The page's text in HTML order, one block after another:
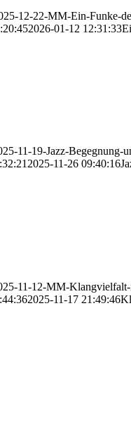
12-22-MM-Ein-Funke-
2026-01-12 12:31:33
11-19-Jazz-Begegnung-
2025-11-26 09:40:16
11-12-MM-
2025-11-17 21:49:46